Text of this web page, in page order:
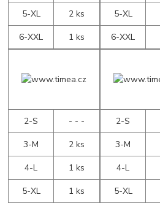
5-XL
2 ks
6-XXL
1 ks
5-XL
6-XXL
2-S
- - -
3-M
2 ks
4-L
1 ks
5-XL
1 ks
2-S
3-M
4-L
5-XL